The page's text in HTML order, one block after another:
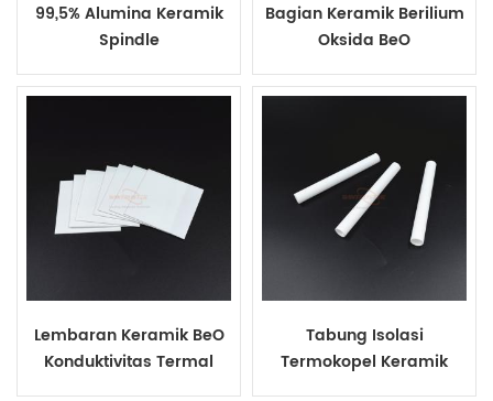
99,5% Alumina Keramik
Spindle
Bagian Keramik Berilium
Oksida BeO
Lembaran Keramik BeO
Konduktivitas Termal
Tabung Isolasi
Termokopel Keramik